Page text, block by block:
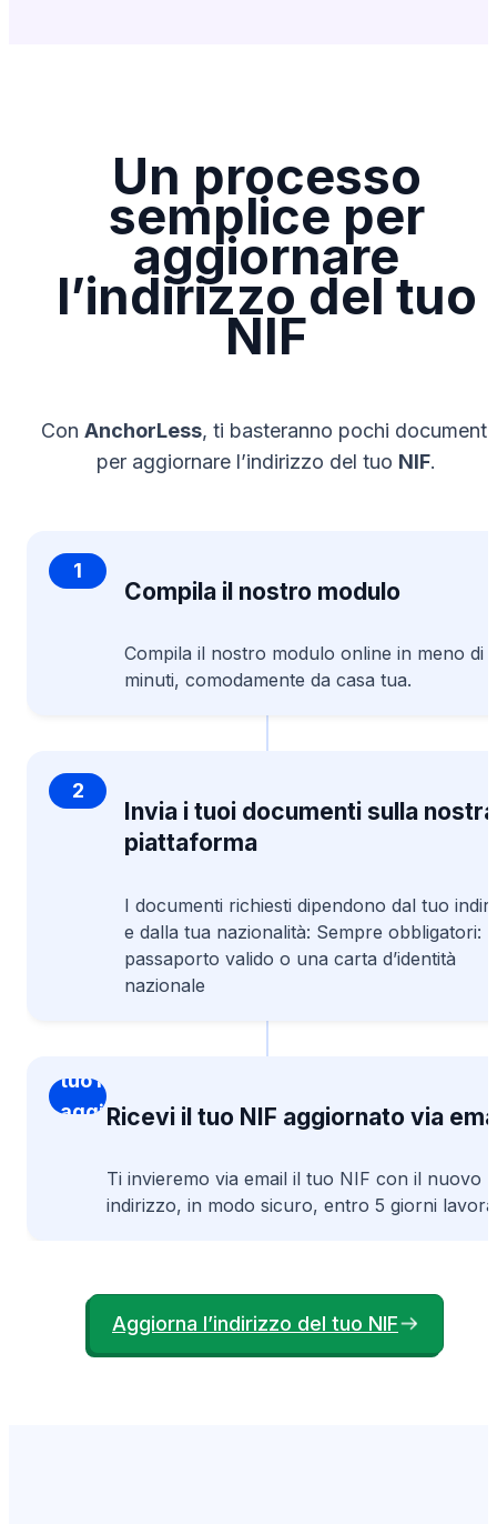
Un processo
semplice per
aggiornare
l’indirizzo del tuo
NIF
Con AnchorLess, ti basteranno pochi documenti
per aggiornare l’indirizzo del tuo NIF.
1
Compila il nostro modulo
Compila il nostro modulo online in meno di
minuti, comodamente da casa tua.
2
Invia i tuoi documenti sulla nostra
piattaforma
I documenti richiesti dipendono dal tuo
e dalla tua nazionalità: Sempre obbligatori:
passaporto valido o una carta d’identità
nazionale
tuo NIF
aggiornato
Ricevi il tuo NIF aggiornato via
Ti invieremo via email il tuo NIF con il nuovo
indirizzo, in modo sicuro, entro 5 giorni
Aggiorna l’indirizzo del tuo NIF